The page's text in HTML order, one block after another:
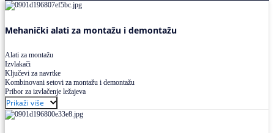
Mehanički alati za montažu i demontažu
Alati za montažu
Izvlakači
Ključevi za navrtke
Kombinovani setovi za montažu i demontažu
Pribor za izvlačenje ležajeva
Prikaži više